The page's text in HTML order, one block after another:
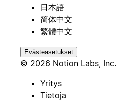
日本語
简体中文
繁體中文
Evästeasetukset
© 2026 Notion Labs, Inc.
Yritys
Tietoja